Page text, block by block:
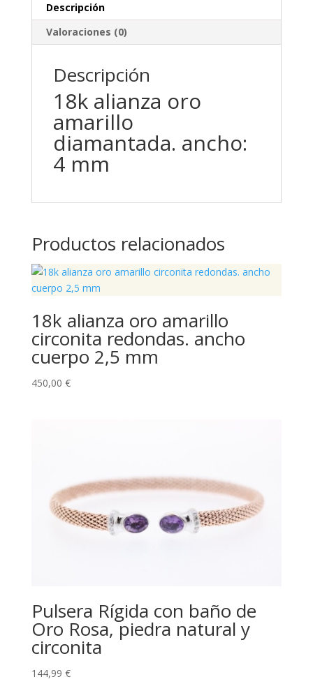
Descripción
Valoraciones (0)
Descripción
18k alianza oro
amarillo
diamantada. ancho:
4 mm
Productos relacionados
18k alianza oro amarillo
circonita redondas. ancho
cuerpo 2,5 mm
450,00 €
Pulsera Rígida con baño de
Oro Rosa, piedra natural y
circonita
144,99 €